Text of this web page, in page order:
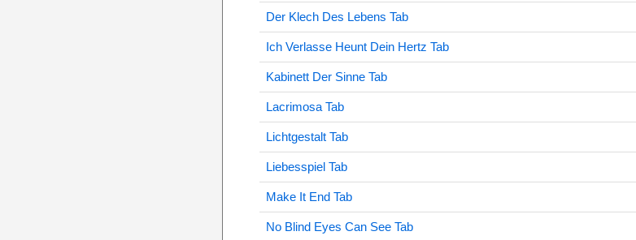
Der Klech Des Lebens Tab
Ich Verlasse Heunt Dein Hertz Tab
Kabinett Der Sinne Tab
Lacrimosa Tab
Lichtgestalt Tab
Liebesspiel Tab
Make It End Tab
No Blind Eyes Can See Tab